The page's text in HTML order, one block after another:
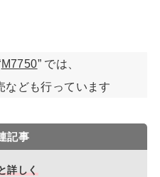
M7750” では、
なども行っています
記事
詳しく